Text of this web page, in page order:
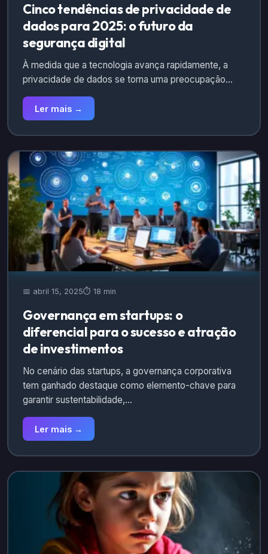
Cinco tendências de privacidade de
dados para 2025: o futuro da
segurança digital
À medida que a tecnologia avança rapidamente, a
privacidade de dados se torna uma preocupação…
Ler mais →
📅 abril 15, 2025⏱️ 18 min
Governança em startups: o
diferencial para o sucesso e atração
de investimentos
No cenário das startups, a governança corporativa
tem ganhado destaque como elemento-chave para
garantir sustentabilidade,…
Ler mais →